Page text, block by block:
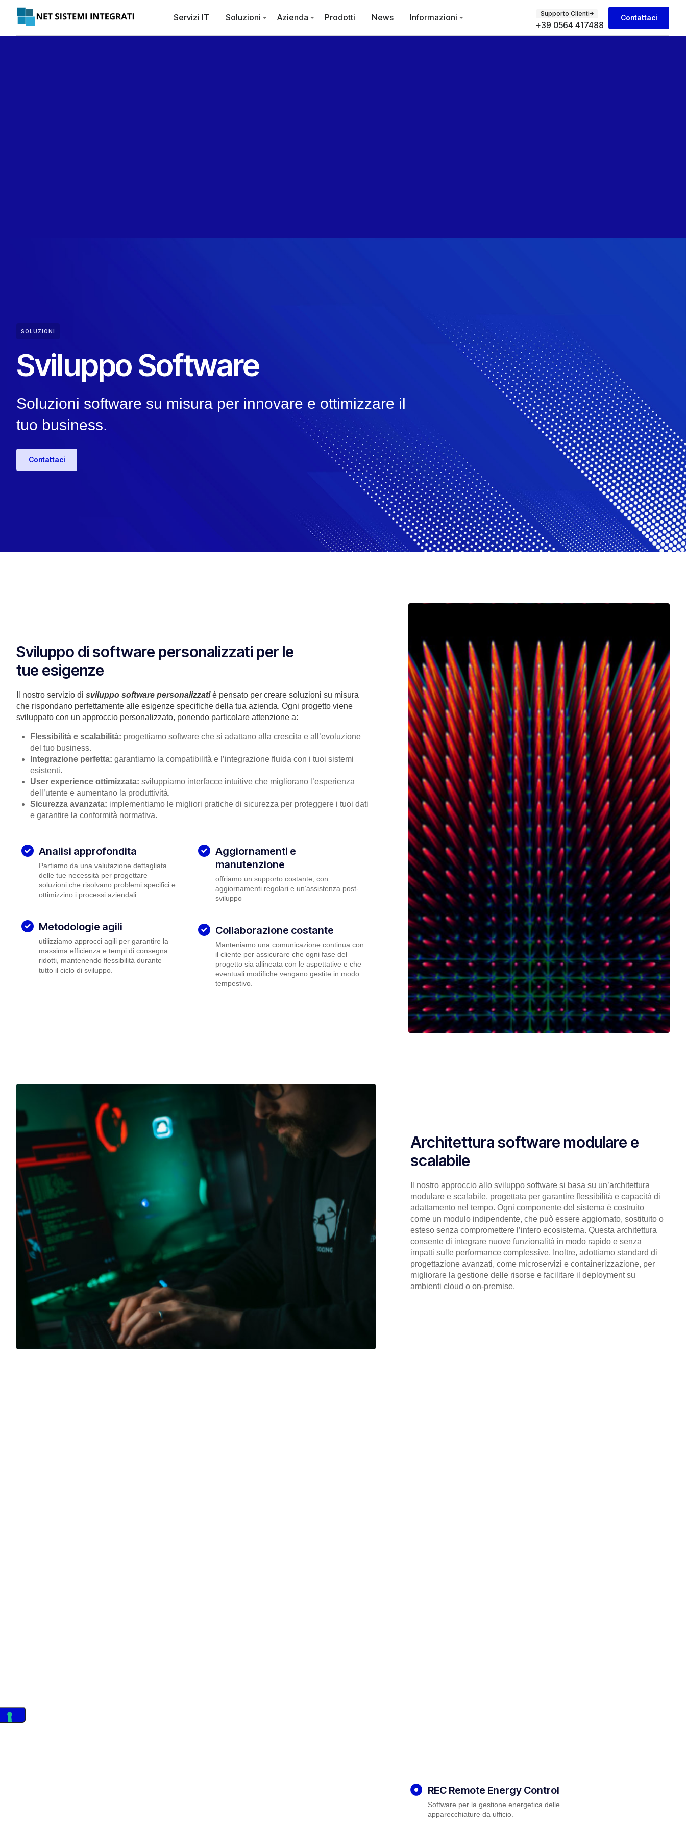
Servizi IT Soluzioni Azienda Prodotti News Informazioni Supporto Clienti
+39 0564 417488
Contattaci
SOLUZIONI
Sviluppo Software
Soluzioni software su misura per innovare e ottimizzare il
tuo business.
Contattaci
Sviluppo di software personalizzati per le
tue esigenze
Il nostro servizio di sviluppo software personalizzatiè pensato per creare soluzioni su misura
che rispondano perfettamente alle esigenze specifiche della tua azienda. Ogni progetto viene
sviluppato con un approccio personalizzato, ponendo particolare attenzione a:
Flessibilità e scalabilità: progettiamo software che si adattano alla crescita e all’evoluzione
del tuo business.
Integrazione perfetta: garantiamo la compatibilità e l’integrazione fluida con i tuoi sistemi
esistenti.
User experience ottimizzata: sviluppiamo interfacce intuitive che migliorano l’esperienza
dell’utente e aumentano la produttività.
Sicurezza avanzata: implementiamo le migliori pratiche di sicurezza per proteggere i tuoi dati
e garantire la conformità normativa.
Analisi approfondita
Partiamo da una valutazione dettagliata
delle tue necessità per progettare
soluzioni che risolvano problemi specifici e
ottimizzino i processi aziendali.
Metodologie agili
utilizziamo approcci agili per garantire la
massima efficienza e tempi di consegna
ridotti, mantenendo flessibilità durante
tutto il ciclo di sviluppo.
Aggiornamenti e
manutenzione
offriamo un supporto costante, con
aggiornamenti regolari e un’assistenza post-
sviluppo
Collaborazione costante
Manteniamo una comunicazione continua con
il cliente per assicurare che ogni fase del
progetto sia allineata con le aspettative e che
eventuali modifiche vengano gestite in modo
tempestivo.
Architettura software modulare e
scalabile
Il nostro approccio allo sviluppo software si basa su un’architettura
modulare e scalabile, progettata per garantire flessibilità e capacità di
adattamento nel tempo. Ogni componente del sistema è costruito
come un modulo indipendente, che può essere aggiornato, sostituito o
esteso senza compromettere l’intero ecosistema. Questa architettura
consente di integrare nuove funzionalità in modo rapido e senza
impatti sulle performance complessive. Inoltre, adottiamo standard di
progettazione avanzati, come microservizi e containerizzazione, per
migliorare la gestione delle risorse e facilitare il deployment su
ambienti cloud o on-premise.
REC Remote Energy Control
Software per la gestione energetica delle
apparecchiature da ufficio.